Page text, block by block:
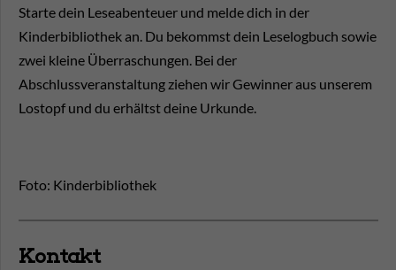
Starte dein Leseabenteuer und melde dich in der
Kinderbibliothek an. Du bekommst dein Leselogbuch sowie
zwei kleine Überraschungen. Bei der
Abschlussveranstaltung ziehen wir Gewinner aus unserem
Lostopf und du erhältst deine Urkunde.
Foto: Kinderbibliothek
Kontakt